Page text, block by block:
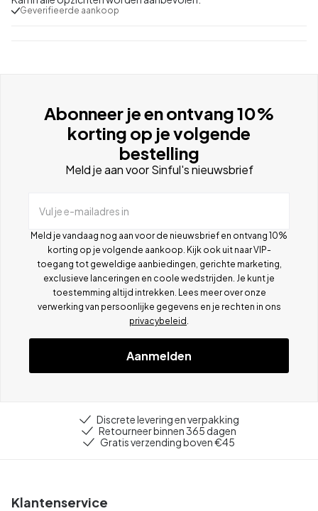
Geverifieerde aankoop
Abonneer je en ontvang 10%
korting op je volgende
bestelling
Meld je aan voor Sinful's nieuwsbrief
Vul je e-mailadres in
Meld je vandaag nog aan voor de nieuwsbrief en ontvang 10%
korting op je volgende aankoop. Kijk ook uit naar VIP-
toegang tot geweldige aanbiedingen, gerichte marketing,
exclusieve lanceringen en coole wedstrijden. Je kunt je
toestemming altijd intrekken. Lees meer over onze
verwerking van persoonlijke gegevens en je rechten in ons
privacybeleid
Aanmelden
Discrete levering en verpakking
Retourneer binnen 365 dagen
Gratis verzending boven €45
Klantenservice